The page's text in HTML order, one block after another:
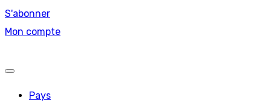
S'abonner
Mon compte
Pays